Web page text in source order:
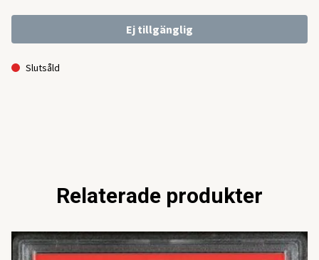
Ej tillgänglig
Slutsåld
Relaterade produkter